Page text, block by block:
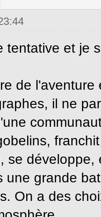
tentative et je
de l'aventure
il ne
se développe,
une grande
On a des